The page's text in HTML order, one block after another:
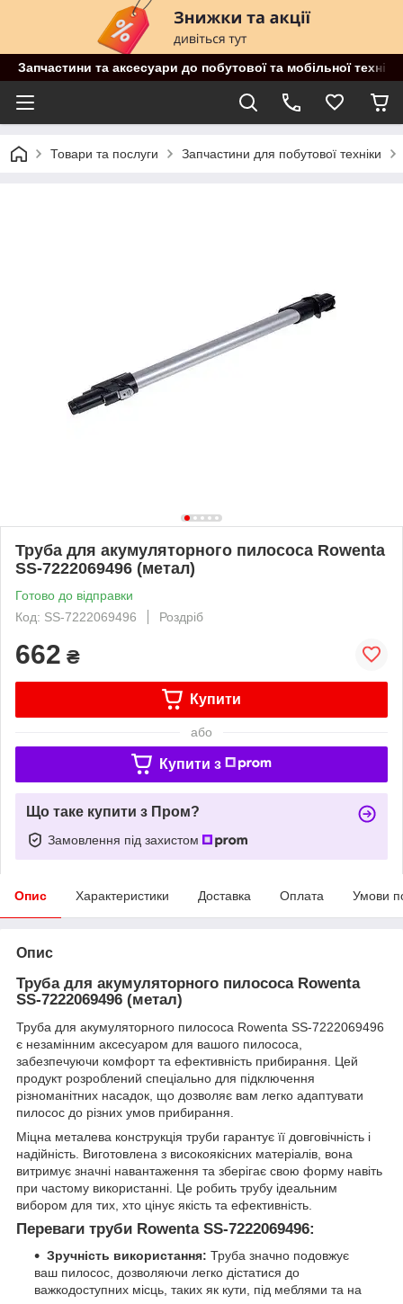
Запчастини та аксесуари до побутової та мобільної
Товари та послуги Запчастини для побутової техніки
Труба для акумуляторного пилососа Rowenta
SS-7222069496 (метал)
Готово до відправки
Код: SS-7222069496
Роздріб
662 ₴
Купити
або
Купити з
Що таке купити з Пром?
Замовлення під захистом
Опис Характеристики Доставка Оплата Умови
Опис
Труба для акумуляторного пилососа Rowenta
SS-7222069496 (метал)
Труба для акумуляторного пилососа Rowenta SS-7222069496
є незамінним аксесуаром для вашого пилососа,
забезпечуючи комфорт та ефективність прибирання. Цей
продукт розроблений спеціально для підключення
різноманітних насадок, що дозволяє вам легко адаптувати
пилосос до різних умов прибирання.
Міцна металева конструкція труби гарантує її довговічність і
надійність. Виготовлена з високоякісних матеріалів, вона
витримує значні навантаження та зберігає свою форму навіть
при частому використанні. Це робить трубу ідеальним
вибором для тих, хто цінує якість та ефективність.
Переваги труби Rowenta SS-7222069496:
Зручність використання: Труба значно подовжує
ваш пилосос, дозволяючи легко дістатися до
важкодоступних місць, таких як кути, під меблями та на